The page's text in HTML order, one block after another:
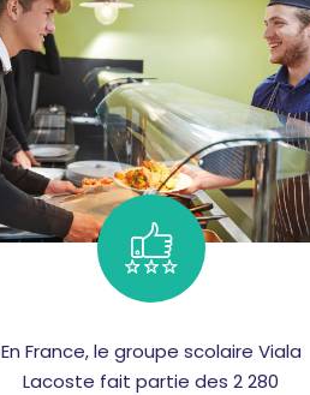
En France, le groupe scolaire Viala
Lacoste fait partie des 2 280